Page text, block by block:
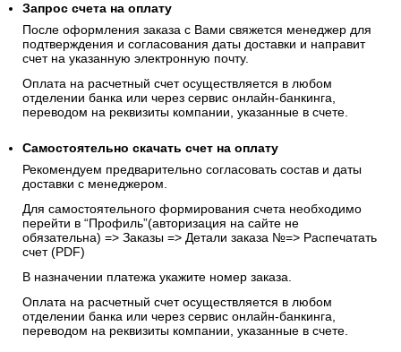
Запрос счета на оплату
После оформления заказа с Вами свяжется менеджер для
подтверждения и согласования даты доставки и направит
счет на указанную электронную почту.
Оплата на расчетный счет осуществляется в любом
отделении банка или через сервис онлайн-банкинга,
переводом на реквизиты компании, указанные в счете.
Самостоятельно скачать счет на оплату
Рекомендуем предварительно согласовать состав и даты
доставки с менеджером.
Для самостоятельного формирования счета необходимо
перейти в “Профиль”(авторизация на сайте не
обязательна) => Заказы => Детали заказа №=> Распечатать
счет (PDF)
В назначении платежа укажите номер заказа.
Оплата на расчетный счет осуществляется в любом
отделении банка или через сервис онлайн-банкинга,
переводом на реквизиты компании, указанные в счете.